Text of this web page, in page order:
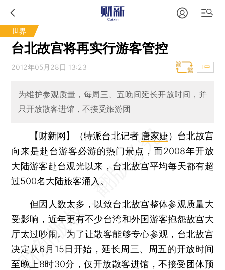
世界
台北故宫将再实行游客管控
2012年05月28日 13:23 T中
为维护参观质量，每周三、五晚间延长开放时间，并
只开放散客进馆，不接受旅游团
【财新网】（特派台北记者 唐家婕） 台北故宫
向来是赴台游客必游的热门景点，而2008年开放
大陆游客赴台观光以来，台北故宫平均每天都有超
过500名大陆旅客涌入。
但因人数太多，以致台北故宫整体参观质量大
受影响，近年更有不少台湾和外国游客抱怨故宫大
厅太过吵闹。为了让散客能够专心参观，台北故宫
决定从6月15日开始，延长周三、周五的开放时间
至晚上8时30分，仅开放散客进馆，不接受团体预